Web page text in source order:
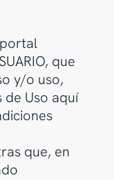
que
y/o uso,
de Uso aquí
que, en